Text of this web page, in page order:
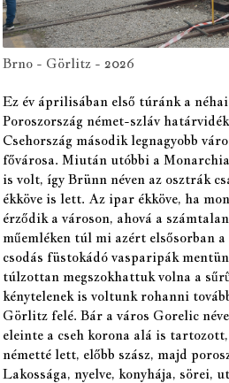
Brno - Görlitz - 2026
Ez év áprilisában első túránk a
Poroszország német-szláv
Csehország második legnagyobb
fővárosa. Miután utóbbi a
is volt, így Brünn néven az osztrák
ékköve is lett. Az ipar ékköve, ha
érződik a városon, ahová a
műemléken túl mi azért elsősorban
csodás füstokádó vasparipák
túlzottan megszokhattuk volna a
kénytelenek is voltunk rohanni
Görlitz felé. Bár a város Gorelic
eleinte a cseh korona alá is
németté lett, előbb szász, majd
Lakossága, nyelve, konyhája, sörei,